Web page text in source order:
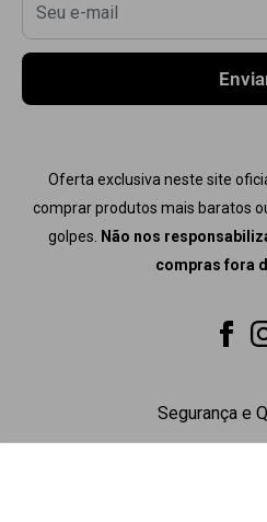
RASTREAR PEDIDO
CONTATO
Seu e-mail
TERMOGÊNICO
COMBOS
COMPRE + PAGUE MENOS
Oferta exclusiva neste site
comprar produtos mais baratos
golpes. Não nos
compras fora
Segurança e